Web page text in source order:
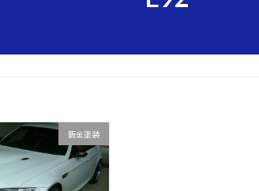
鈑金塗装